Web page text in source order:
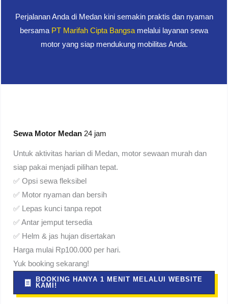
Perjalanan Anda di Medan kini semakin praktis dan nyaman
bersama PT Marifah Cipta Bangsa melalui layanan sewa
motor yang siap mendukung mobilitas Anda.
Sewa Motor Medan 24 jam
Untuk aktivitas harian di Medan, motor sewaan murah dan
siap pakai menjadi pilihan tepat.
✅ Opsi sewa fleksibel
✅ Motor nyaman dan bersih
✅ Lepas kunci tanpa repot
✅ Antar jemput tersedia
✅ Helm & jas hujan disertakan
Harga mulai Rp100.000 per hari.
Yuk booking sekarang!
BOOKING HANYA 1 MENIT MELALUI WEBSITE
KAMI!